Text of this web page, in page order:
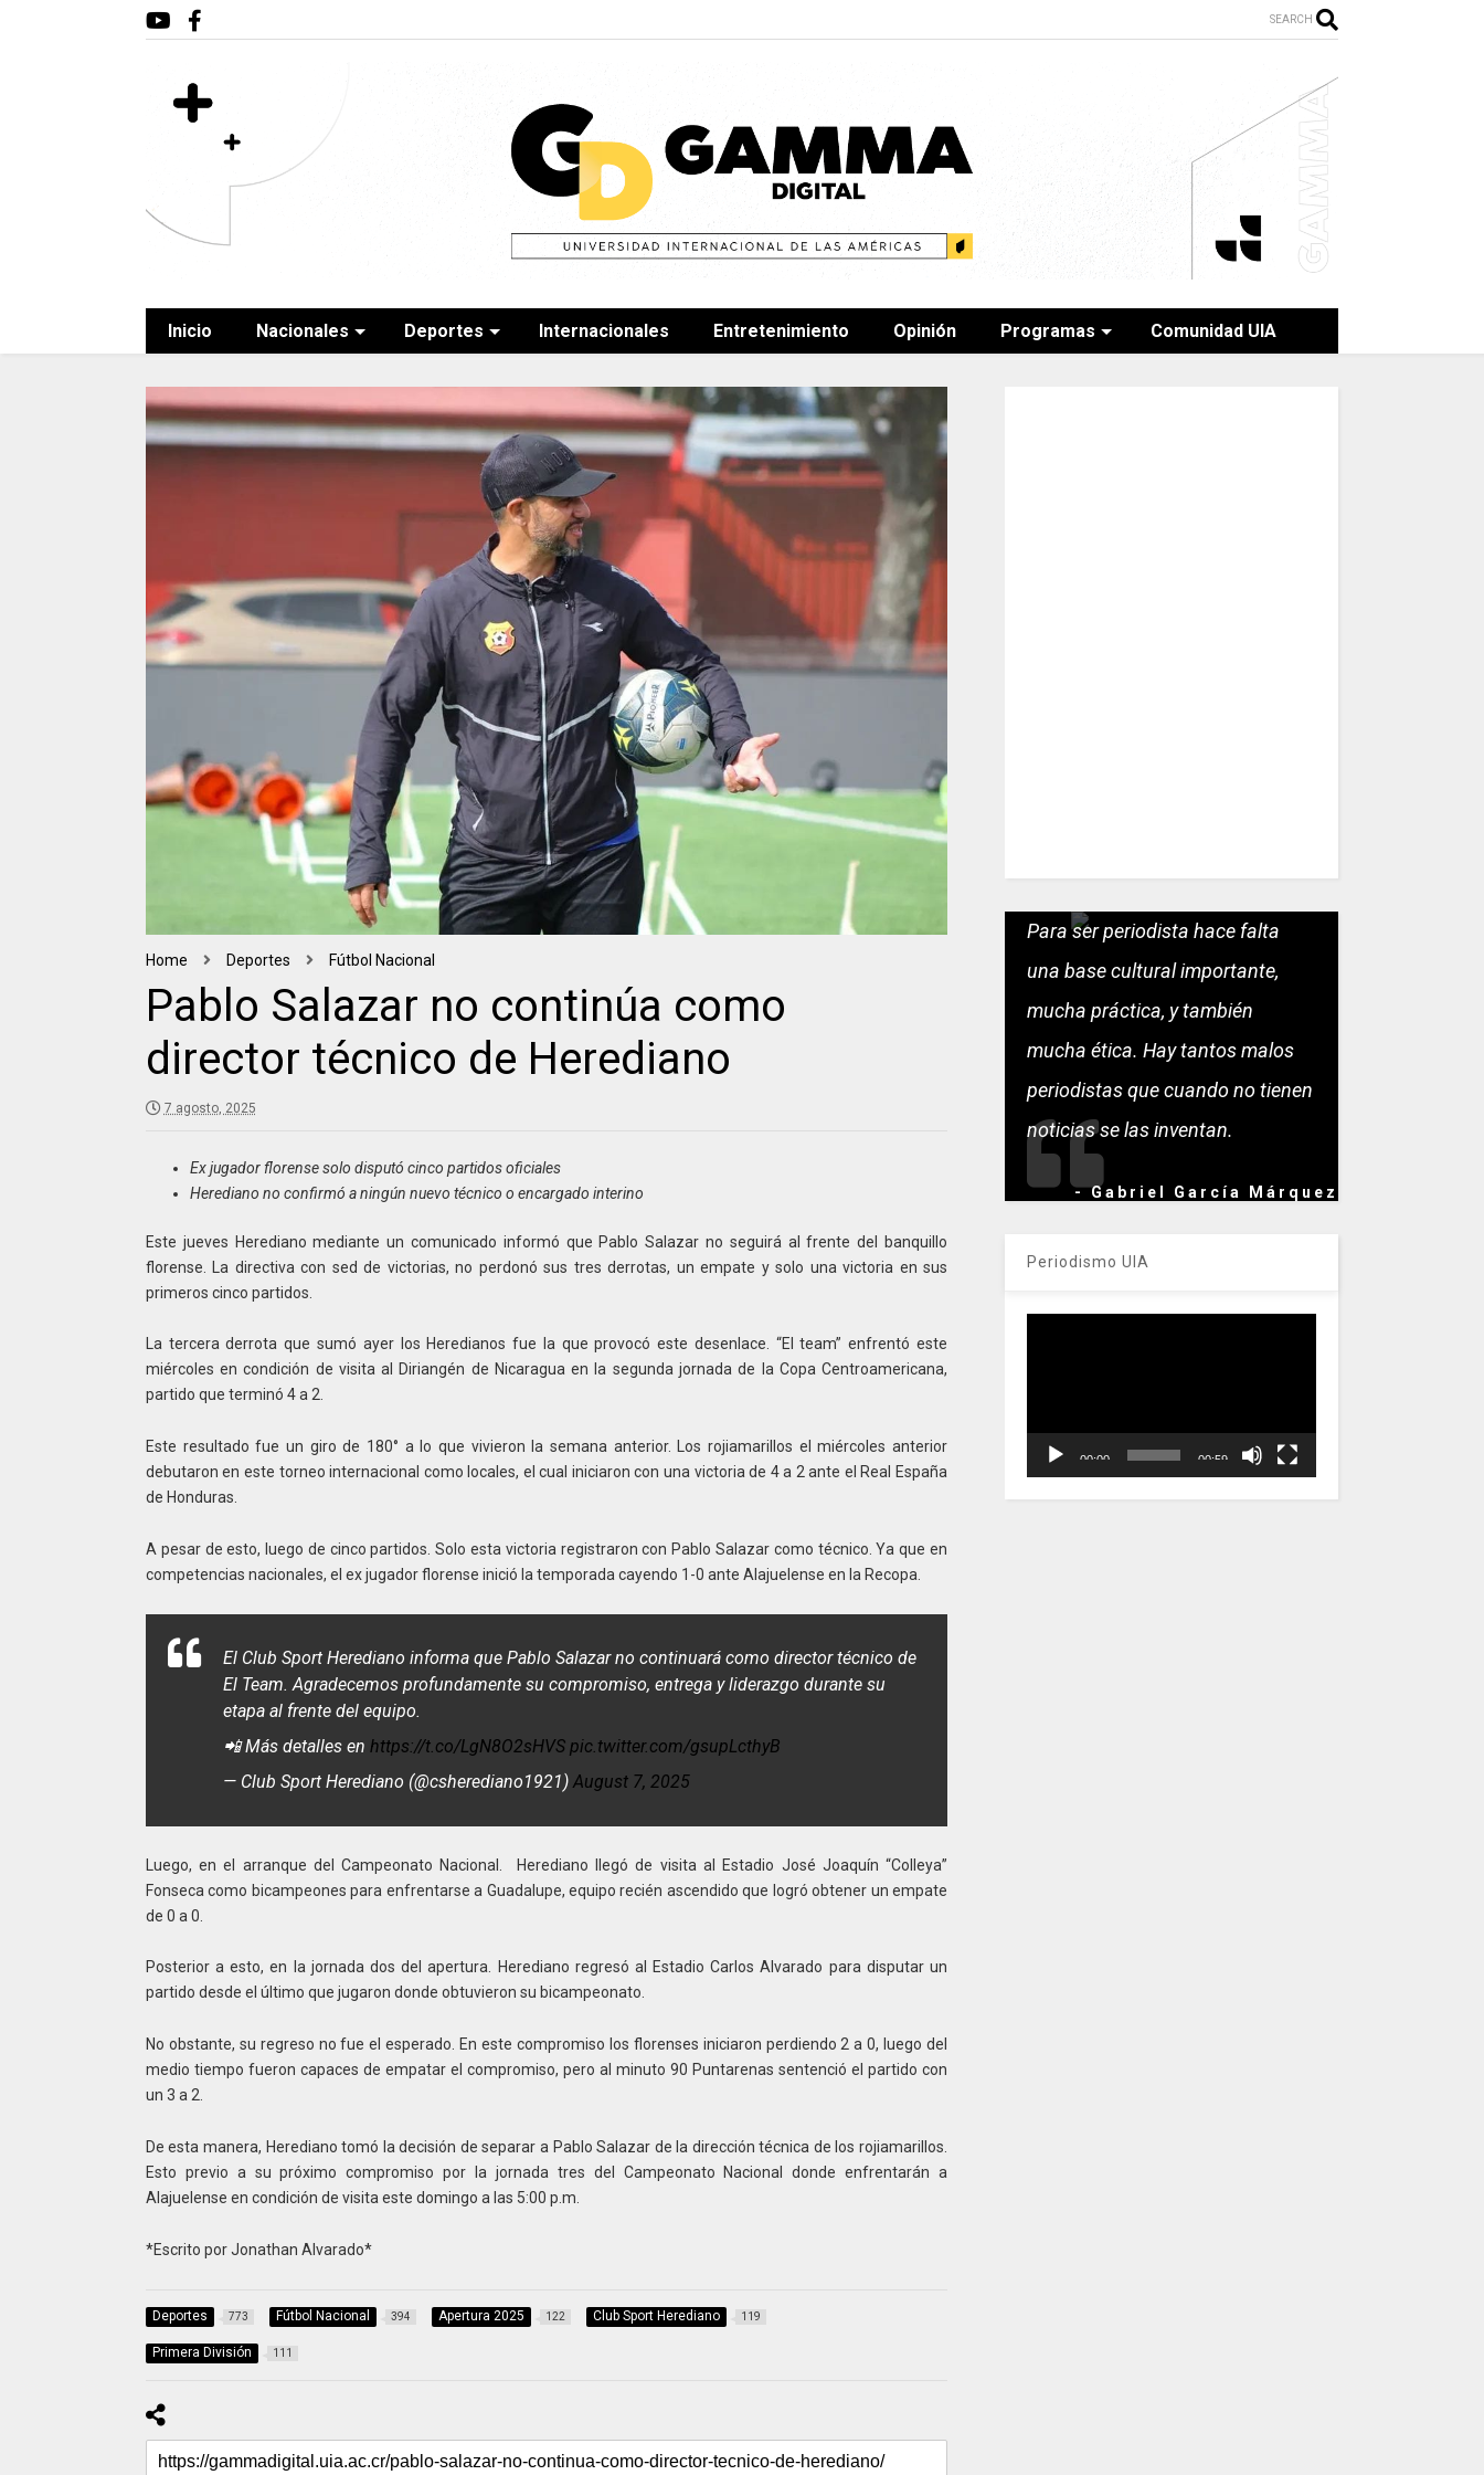
SEARCH
Inicio Nacionales Deportes Internacionales Entretenimiento Opinión Programas Comunidad UIA
Home Deportes Fútbol Nacional
Pablo Salazar no continúa como
director técnico de Herediano
7 agosto, 2025
Ex jugador florense solo disputó cinco partidos oficiales
Herediano no confirmó a ningún nuevo técnico o encargado interino
Este jueves Herediano mediante un comunicado informó que Pablo Salazar no seguirá al frente del banquillo
florense. La directiva con sed de victorias, no perdonó sus tres derrotas, un empate y solo una victoria en sus
primeros cinco partidos.
La tercera derrota que sumó ayer los Heredianos fue la que provocó este desenlace. “El team” enfrentó este
miércoles en condición de visita al Diriangén de Nicaragua en la segunda jornada de la Copa Centroamericana,
partido que terminó 4 a 2.
Este resultado fue un giro de 180° a lo que vivieron la semana anterior. Los rojiamarillos el miércoles anterior
debutaron en este torneo internacional como locales, el cual iniciaron con una victoria de 4 a 2 ante el Real España
de Honduras.
A pesar de esto, luego de cinco partidos. Solo esta victoria registraron con Pablo Salazar como técnico. Ya que en
competencias nacionales, el ex jugador florense inició la temporada cayendo 1-0 ante Alajuelense en la Recopa.
El Club Sport Herediano informa que Pablo Salazar no continuará como director técnico de
El Team. Agradecemos profundamente su compromiso, entrega y liderazgo durante su
etapa al frente del equipo.
📲 Más detalles en https://t.co/LgN8O2sHVS pic.twitter.com/gsupLcthyB
— Club Sport Herediano (@csherediano1921) August 7, 2025
Luego, en el arranque del Campeonato Nacional. Herediano llegó de visita al Estadio José Joaquín “Colleya”
Fonseca como bicampeones para enfrentarse a Guadalupe, equipo recién ascendido que logró obtener un empate
de 0 a 0.
Posterior a esto, en la jornada dos del apertura. Herediano regresó al Estadio Carlos Alvarado para disputar un
partido desde el último que jugaron donde obtuvieron su bicampeonato.
No obstante, su regreso no fue el esperado. En este compromiso los florenses iniciaron perdiendo 2 a 0, luego del
medio tiempo fueron capaces de empatar el compromiso, pero al minuto 90 Puntarenas sentenció el partido con
un 3 a 2.
De esta manera, Herediano tomó la decisión de separar a Pablo Salazar de la dirección técnica de los rojiamarillos.
Esto previo a su próximo compromiso por la jornada tres del Campeonato Nacional donde enfrentarán a
Alajuelense en condición de visita este domingo a las 5:00 p.m.
*Escrito por Jonathan Alvarado*
Deportes 773 Fútbol Nacional 394 Apertura 2025 122 Club Sport Herediano 119
Primera División 111
Para ser periodista hace falta
una base cultural importante,
mucha práctica, y también
mucha ética. Hay tantos malos
periodistas que cuando no tienen
noticias se las inventan.
- Gabriel García Márquez
Periodismo UIA
00:00 00:59